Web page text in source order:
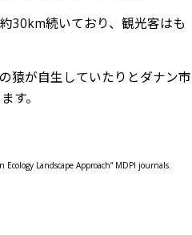
30km続いており、観光客はも
猿が自生していたりとダナン市
す。
Landscape Approach” MDPI journals.